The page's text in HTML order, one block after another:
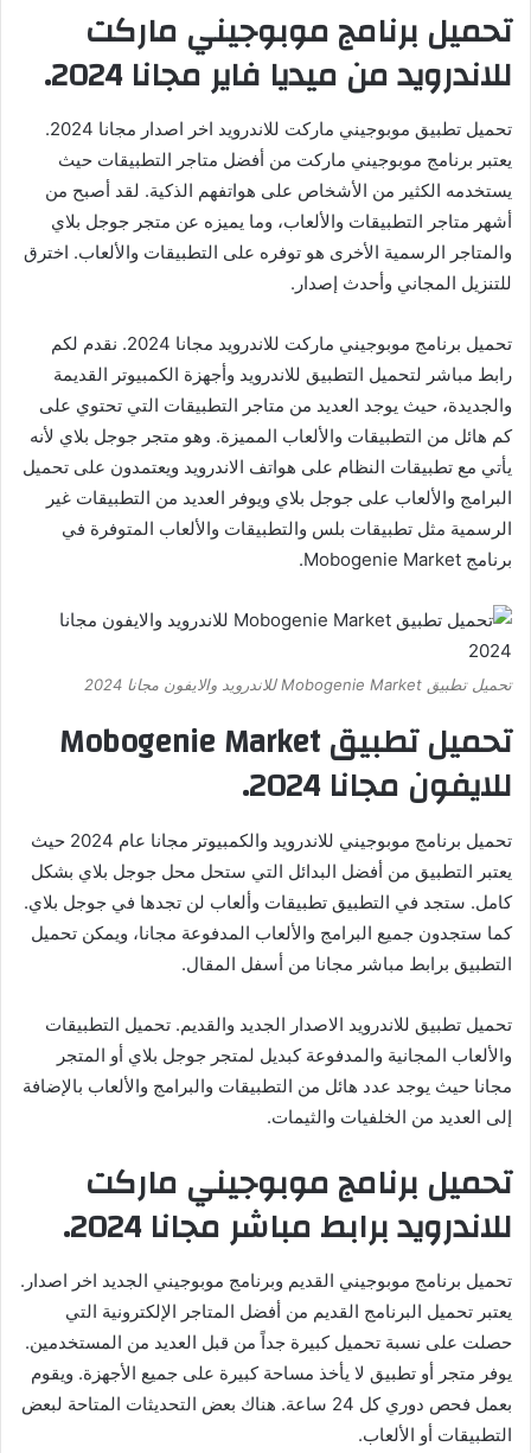
تحميل برنامج موبوجيني ماركت
للاندرويد من ميديا ​​فاير مجانا 2024.
تحميل تطبيق موبوجيني ماركت للاندرويد اخر اصدار مجانا 2024.
يعتبر برنامج موبوجيني ماركت من أفضل متاجر التطبيقات حيث
يستخدمه الكثير من الأشخاص على هواتفهم الذكية. لقد أصبح من
أشهر متاجر التطبيقات والألعاب، وما يميزه عن متجر جوجل بلاي
والمتاجر الرسمية الأخرى هو توفره على التطبيقات والألعاب. اخترق
للتنزيل المجاني وأحدث إصدار.
تحميل برنامج موبوجيني ماركت للاندرويد مجانا 2024. نقدم لكم
رابط مباشر لتحميل التطبيق للاندرويد وأجهزة الكمبيوتر القديمة
والجديدة، حيث يوجد العديد من متاجر التطبيقات التي تحتوي على
كم هائل من التطبيقات والألعاب المميزة. وهو متجر جوجل بلاي لأنه
يأتي مع تطبيقات النظام على هواتف الاندرويد ويعتمدون على تحميل
البرامج والألعاب على جوجل بلاي ويوفر العديد من التطبيقات غير
الرسمية مثل تطبيقات بلس والتطبيقات والألعاب المتوفرة في
برنامج Mobogenie Market.
تحميل تطبيق Mobogenie Market للاندرويد والايفون مجانا 2024
تحميل تطبيق Mobogenie Market
للايفون مجانا 2024.
تحميل برنامج موبوجيني للاندرويد والكمبيوتر مجانا عام 2024 حيث
يعتبر التطبيق من أفضل البدائل التي ستحل محل جوجل بلاي بشكل
كامل. ستجد في التطبيق تطبيقات وألعاب لن تجدها في جوجل بلاي.
كما ستجدون جميع البرامج والألعاب المدفوعة مجانا، ويمكن تحميل
التطبيق برابط مباشر مجانا من أسفل المقال.
تحميل تطبيق للاندرويد الاصدار الجديد والقديم. تحميل التطبيقات
والألعاب المجانية والمدفوعة كبديل لمتجر جوجل بلاي أو المتجر
مجانا حيث يوجد عدد هائل من التطبيقات والبرامج والألعاب بالإضافة
إلى العديد من الخلفيات والثيمات.
تحميل برنامج موبوجيني ماركت
للاندرويد برابط مباشر مجانا 2024.
تحميل برنامج موبوجيني القديم وبرنامج موبوجيني الجديد اخر اصدار.
يعتبر تحميل البرنامج القديم من أفضل المتاجر الإلكترونية التي
حصلت على نسبة تحميل كبيرة جداً من قبل العديد من المستخدمين.
يوفر متجر أو تطبيق لا يأخذ مساحة كبيرة على جميع الأجهزة. ويقوم
بعمل فحص دوري كل 24 ساعة. هناك بعض التحديثات المتاحة لبعض
التطبيقات أو الألعاب.